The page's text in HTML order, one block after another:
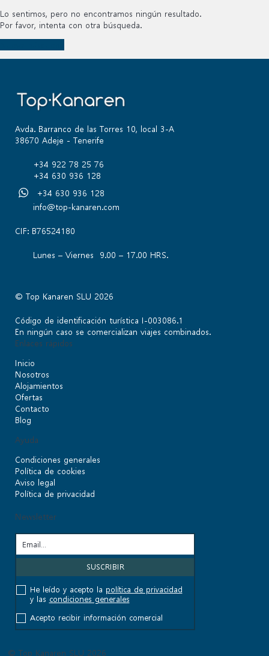
Lo sentimos, pero no encontramos ningún resultado.
Por favor, intenta con otra búsqueda.
Avda. Barranco de las Torres 10, local 3-A
38670 Adeje - Tenerife
+34 922 78 25 76
+34 630 936 128
+34 630 936 128
info@top-kanaren.com
CIF: B76524180
Lunes – Viernes 9.00 – 17.00 HRS.
© Top Kanaren SLU 2026
Código de identificación turística I-003086.1
En ningún caso se comercializan viajes combinados.
Enlaces rápidos
Inicio
Nosotros
Alojamientos
Ofertas
Contacto
Blog
Ayuda
Condiciones generales
Política de cookies
Aviso legal
Política de privacidad
Newsletter
He leído y acepto la política de privacidad
y las condiciones generales
Acepto recibir información comercial
© Top Kanaren SLU 2026